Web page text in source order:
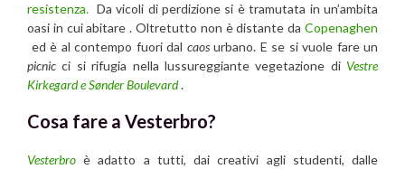
resistenza. Da vicoli di perdizione si è tramutata in un’ambita
oasi in cui abitare . Oltretutto non è distante da Copenaghen
ed è al contempo fuori dal caosurbano. E se si vuole fare un
picnicci si rifugia nella lussureggiante vegetazione di Vestre
Kirkegard e Sønder Boulevard.
Cosa fare a Vesterbro?
Vesterbroè adatto a tutti, dai creativi agli studenti, dalle